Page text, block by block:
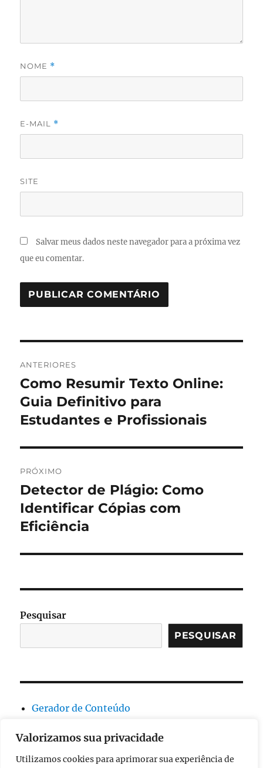
Valorizamos sua privacidade
Utilizamos cookies para aprimorar sua experiência de
NOME *
E-MAIL *
SITE
Salvar meus dados neste navegador para a próxima vez
que eu comentar.
de
Post
ANTERIORES
Post
anterior:
Como Resumir Texto Online:
Guia Definitivo para
Estudantes e Profissionais
PRÓXIMO
Próximo
post:
Detector de Plágio: Como
Identificar Cópias com
Eficiência
Pesquisar
PESQUISAR
Gerador de Conteúdo
Resumo
Sinônimo